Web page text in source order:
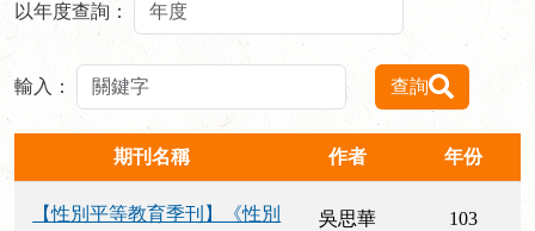
以年度查詢：
輸入： 查詢
期刊名稱 作者 年份
【性別平等教育季刊】《性別
吳思華 103